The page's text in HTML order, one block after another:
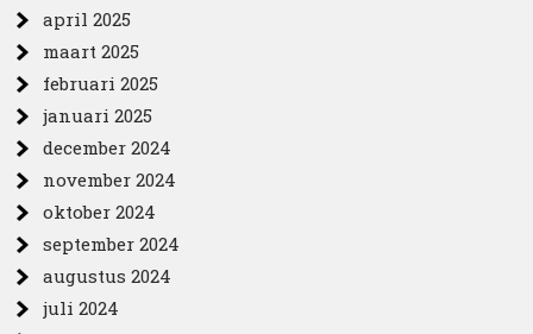
april 2025
maart 2025
februari 2025
januari 2025
december 2024
november 2024
oktober 2024
september 2024
augustus 2024
juli 2024